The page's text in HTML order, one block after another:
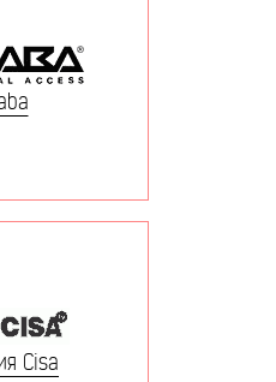
Cisa